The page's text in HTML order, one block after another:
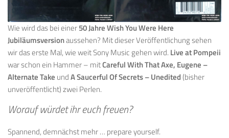
Wie wird das bei einer50 Jahre Wish You Were Here
Jubiläumsversionaussehen? Mit dieser Veröffentlichung sehen
wir das erste Mal, wie weit Sony Music gehen wird. Live at Pompeii
war schon ein Hammer – mitCareful With That Axe, Eugene –
Alternate Take undA Saucerful Of Secrets – Unedited(bisher
unveröffentlicht) zwei Perlen.
Worauf würdet ihr euch freuen?
Spannend, demnächst mehr … prepare yourself.